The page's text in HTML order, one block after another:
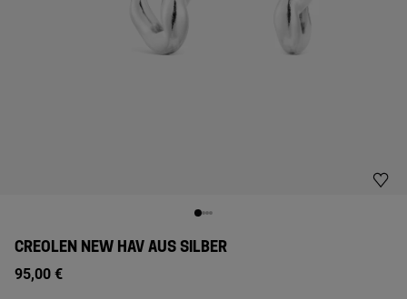
CREOLEN NEW HAV AUS SILBER
95,00 €